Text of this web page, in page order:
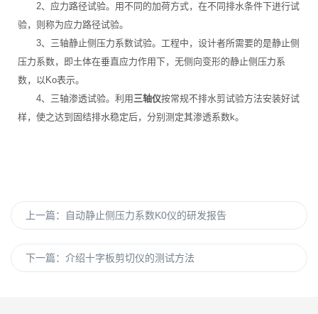
2、应力路径试验。用不同的加荷方式，在不同排水条件下进行试
验，则称为应力路径试验。
3、三轴静止侧压力系数试验。工程中，设计者所需要的是静止侧
压力系数，即土体在垂直应力作用下，无侧向变形的静止侧压力系
数，以Ko表示。
4、三轴渗透试验。利用 三轴仪按常规不排水剪试验方法安装好试
样，使之达到固结排水稳定后，分别测定其渗透系数k。
上一篇： 自动静止侧压力系数K0仪的研发报告
下一篇： 介绍十字板剪切仪的测试方法